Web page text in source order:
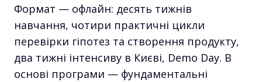
Формат — офлайн: десять тижнів
навчання, чотири практичні цикли
перевірки гіпотез та створення продукту,
два тижні інтенсиву в Києві, Demo Day. В
основі програми — фундаментальні